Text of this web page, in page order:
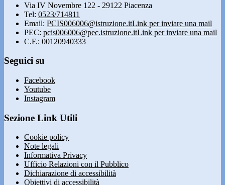
Via IV Novembre 122 - 29122 Piacenza
Tel: 0523/714811
Email: PCIS006006@istruzione.itLink per inviare una mail
PEC: pcis006006@pec.istruzione.itLink per inviare una mail
C.F.: 00120940333
Seguici su
Facebook
Youtube
Instagram
Sezione Link Utili
Cookie policy
Note legali
Informativa Privacy
Ufficio Relazioni con il Pubblico
Dichiarazione di accessibilità
Obiettivi di accessibilità